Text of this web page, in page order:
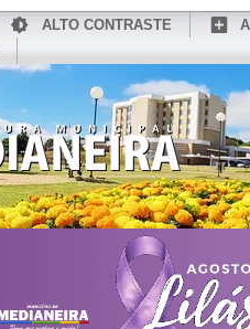
ALTO CONTRASTE
CONHEÇA MEDIANEIRA